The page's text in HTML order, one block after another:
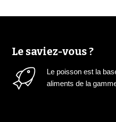
Le saviez-vous ?
Le poisson est la
aliments de la